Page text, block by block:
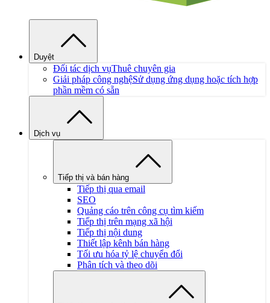
Duyệt
Đối tác dịch vụThuê chuyên gia
Giải pháp công nghệSử dụng ứng dụng hoặc tích hợp
phần mềm có sẵn
Dịch vụ
Tiếp thị và bán hàng
Tiếp thị qua email
SEO
Quảng cáo trên công cụ tìm kiếm
Tiếp thị trên mạng xã hội
Tiếp thị nội dung
Thiết lập kênh bán hàng
Tối ưu hóa tỷ lệ chuyển đổi
Phân tích và theo dõi